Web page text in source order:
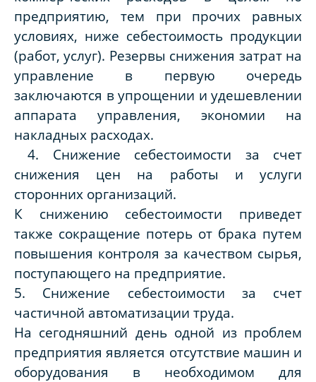
предприятию, тем при прочих равных
условиях, ниже себестоимость продукции
(работ, услуг). Резервы снижения затрат на
управление в первую очередь
заключаются в упрощении и удешевлении
аппарата управления, экономии на
накладных расходах.
4. Снижение себестоимости за счет
снижения цен на работы и услуги
сторонних организаций.
К снижению себестоимости приведет
также сокращение потерь от брака путем
повышения контроля за качеством сырья,
поступающего на предприятие.
5. Снижение себестоимости за счет
частичной автоматизации труда.
На сегодняшний день одной из проблем
предприятия является отсутствие машин и
оборудования в необходимом для